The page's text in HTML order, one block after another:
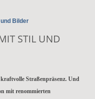
Bilder
STIL UND
Straßenpräsenz. Und
mit renommierten